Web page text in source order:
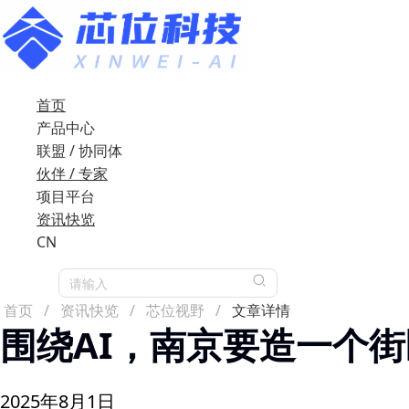
首页
产品中心
联盟 / 协同体
伙伴 / 专家
项目平台
资讯快览
CN
请输入
首页 / 资讯快览 / 芯位视野 / 文章详情
围绕AI，南京要造一个
2025年8月1日